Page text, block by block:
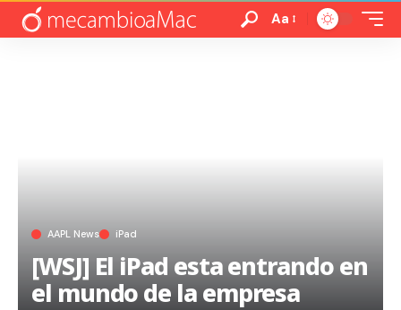
Aa
AAPL News iPad
[WSJ] El iPad esta entrando en
el mundo de la empresa